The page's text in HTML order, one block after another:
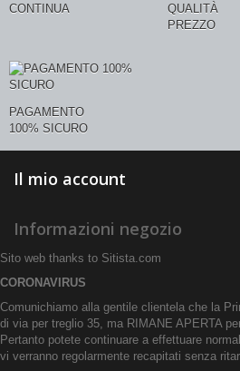
CONTINUA
QUALITÀ
PREZZO
PAGAMENTO
100% SICURO
Il mio account
Informazioni negozio
Sito web thanks to Sitista.com
CORONAVIRUS
Comunichiamo alla gentile clientela che la
di via per treglio 35, ma RIMANE APERTA
Pertanto potete continuare a effettuare
vi verranno regolarmente recapitati senza